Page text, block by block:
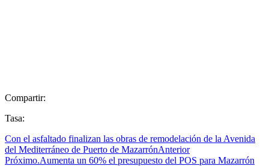
Compartir:
Tasa:
Con el asfaltado finalizan las obras de remodelación de la Avenida
del Mediterráneo de Puerto de MazarrónAnterior
Próximo.Aumenta un 60% el presupuesto del POS para Mazarrón